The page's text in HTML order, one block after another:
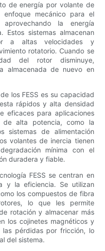
de energía por volante de
enfoque mecánico para el
aprovechando la energía
Estos sistemas almacenan
a altas velocidades y
rotatorio. Cuando se
del rotor disminuye,
almacenada de nuevo en
los FESS es su capacidad
rápidos y alta densidad
eficaces para aplicaciones
de alta potencia, como la
sistemas de alimentación
volantes de inercia tienen
mínima con el
duradera y fiable.
FESS se centran en
y la eficiencia. Se utilizan
los compuestos de fibra
lo que les permite
rotación y almacenar más
los cojinetes magnéticos y
pérdidas por fricción, lo
del sistema.